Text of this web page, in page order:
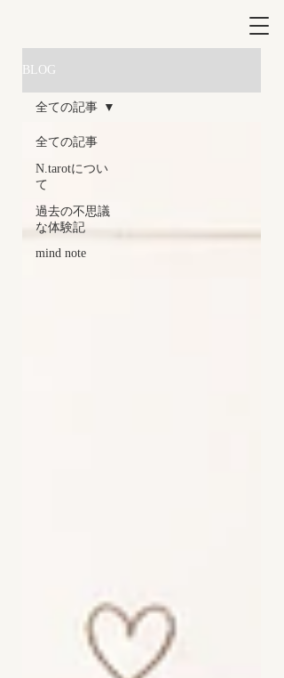
BLOG
全ての記事
N.tarotについ
て
過去の不思議
な体験記
mind note
全ての記事